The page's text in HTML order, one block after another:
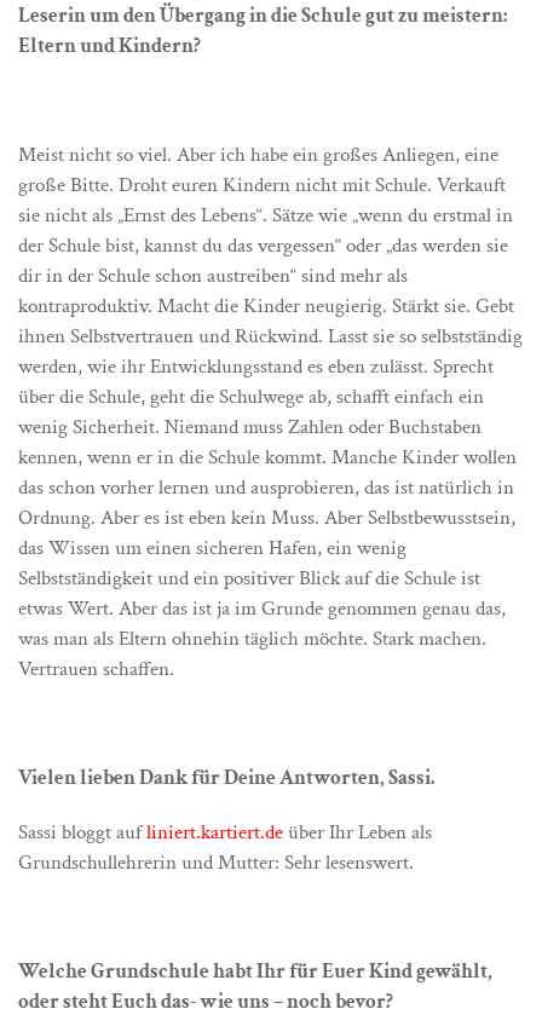
Leserin um den Übergang in die Schule gut zu meistern:
Eltern und Kindern?
Meist nicht so viel. Aber ich habe ein großes Anliegen, eine
große Bitte. Droht euren Kindern nicht mit Schule. Verkauft
sie nicht als „Ernst des Lebens“. Sätze wie „wenn du erstmal in
der Schule bist, kannst du das vergessen“ oder „das werden sie
dir in der Schule schon austreiben“ sind mehr als
kontraproduktiv. Macht die Kinder neugierig. Stärkt sie. Gebt
ihnen Selbstvertrauen und Rückwind. Lasst sie so selbstständig
werden, wie ihr Entwicklungsstand es eben zulässt. Sprecht
über die Schule, geht die Schulwege ab, schafft einfach ein
wenig Sicherheit. Niemand muss Zahlen oder Buchstaben
kennen, wenn er in die Schule kommt. Manche Kinder wollen
das schon vorher lernen und ausprobieren, das ist natürlich in
Ordnung. Aber es ist eben kein Muss. Aber Selbstbewusstsein,
das Wissen um einen sicheren Hafen, ein wenig
Selbstständigkeit und ein positiver Blick auf die Schule ist
etwas Wert. Aber das ist ja im Grunde genommen genau das,
was man als Eltern ohnehin täglich möchte. Stark machen.
Vertrauen schaffen.
Vielen lieben Dank für Deine Antworten, Sassi.
Sassi bloggt aufliniert.kartiert.deüber Ihr Leben als
Grundschullehrerin und Mutter: Sehr lesenswert.
Welche Grundschule habt Ihr für Euer Kind gewählt,
oder steht Euch das- wie uns – noch bevor?